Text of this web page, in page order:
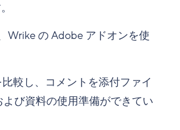
Wrike の Adobe アドオンを使
較し、コメントを添付ファイ
び資料の使用準備ができてい